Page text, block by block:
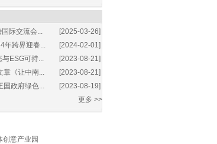
[2025-03-26]
际交流会...
[2024-02-01]
年跨界迎春...
[2023-08-21]
ESG可持...
[2023-08-21]
章《让中南...
[2023-08-19]
国政府绿色...
更多 >>
创意产业园